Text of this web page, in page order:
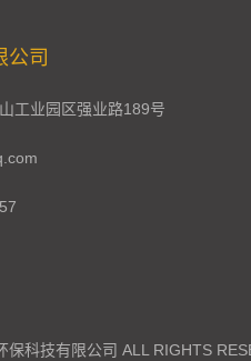
公司
工业园区强业路189号
保科技有限公司 ALL RIGHTS